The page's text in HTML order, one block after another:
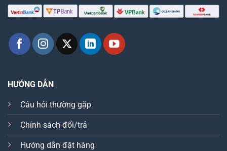
HƯỚNG DẪN
Câu hỏi thường gặp
Chính sách đổi/trả
Hướng dẫn đặt hàng